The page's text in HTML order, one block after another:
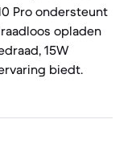
Pro ondersteunt
opladen
15W
biedt.